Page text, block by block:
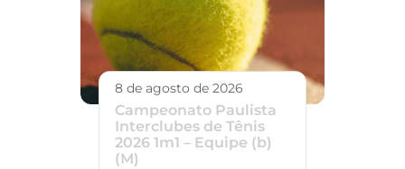
8 de agosto de 2026
Campeonato Paulista
Interclubes de Tênis
2026 1m1 – Equipe (b)
(M)